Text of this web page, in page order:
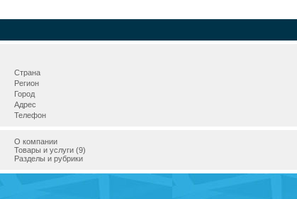
Страна
Регион
Город
Адрес
Телефон
О компании
Товары и услуги (9)
Разделы и рубрики